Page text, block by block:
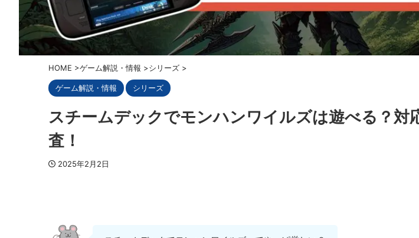
HOME >ゲーム解説・情報 >シリーズ >
ゲーム解説・情報 シリーズ
スチームデックでモンハンワイルズは遊べる？対
査！
2025年2月2日